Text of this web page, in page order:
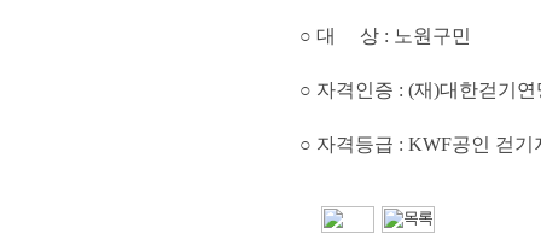
○ 대 상 : 노원구민
○ 자격인증 : (재)대한걷기연
○ 자격등급 : KWF공인 걷기